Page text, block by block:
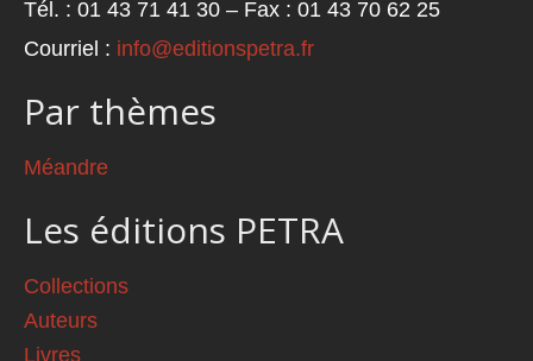
Tél. : 01 43 71 41 30 – Fax : 01 43 70 62 25
Courriel : info@editionspetra.fr
Par thèmes
Méandre
Les éditions PETRA
Collections
Auteurs
Livres